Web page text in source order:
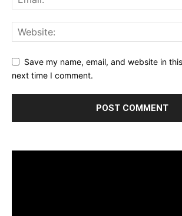
Save my name, email, and website in
next time I comment.